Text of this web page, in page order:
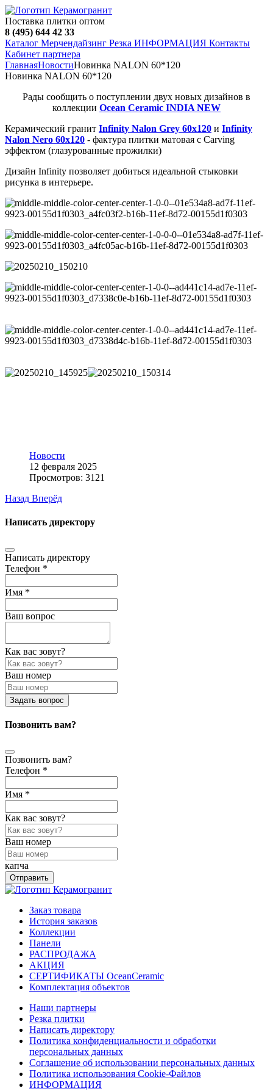
Поставка плитки оптом
8 (495) 644 42 33
Каталог Мерчендайзинг Резка ИНФОРМАЦИЯ Контакты
Кабинет партнера
ГлавнаяНовостиНовинка NALON 60*120
Новинка NALON 60*120
Рады сообщить о поступлении двух новых дизайнов в
коллекции Ocean Ceramic INDIA NEW
Керамический гранит Infinity Nalon Grey 60х120 и Infinity
Nalon Nero 60х120 - фактура плитки матовая с Carving
эффектом (глазурованные прожилки)
Дизайн Infinity позволяет добиться идеальной стыковки
рисунка в интерьере.
Новости
12 февраля 2025
Просмотров: 3121
Назад Вперёд
Написать директору
Написать директору
Телефон *
Имя *
Ваш вопрос
Как вас зовут?
Ваш номер
Задать вопрос
Позвонить вам?
Позвонить вам?
Телефон *
Имя *
Как вас зовут?
Ваш номер
капча
Отправить
Заказ товара
История заказов
Коллекции
Панели
РАСПРОДАЖА
АКЦИЯ
СЕРТИФИКАТЫ OceanCeramic
Комплектация объектов
Наши партнеры
Резка плитки
Написать директору
Политика конфиденциальности и обработки
персональных данных
Соглашение об использовании персональных данных
Политика использования Cookie-Файлов
ИНФОРМАЦИЯ